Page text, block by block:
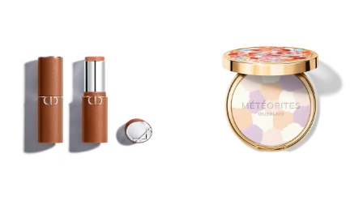
PENHALIGON'S
PHILIPP PLEIN